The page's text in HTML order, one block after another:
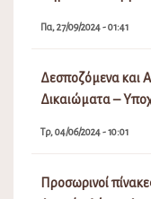
Πα, 27/09/2024 - 01:41
Δεσποζόμενα και
Δικαιώματα –
Τρ, 04/06/2024 - 10:01
Προσωρινοί